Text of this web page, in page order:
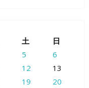
土
日
5
6
12
13
19 20